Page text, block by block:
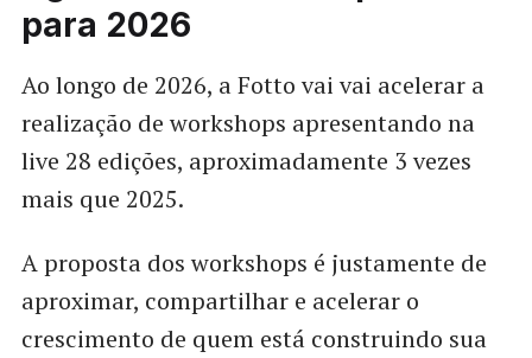
para 2026
Ao longo de 2026, a Fotto vai vai acelerar a
realização de workshops apresentando na
live 28 edições, aproximadamente 3 vezes
mais que 2025.
A proposta dos workshops é justamente de
aproximar, compartilhar e acelerar o
crescimento de quem está construindo sua